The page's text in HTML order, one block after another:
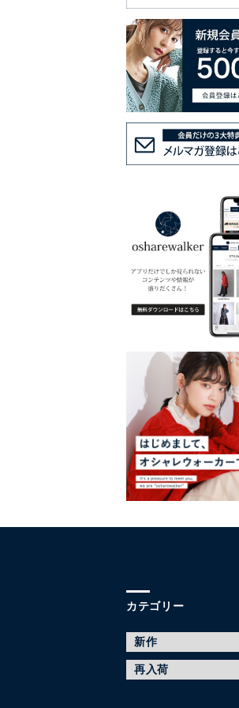
カテゴリー
新作
再入荷